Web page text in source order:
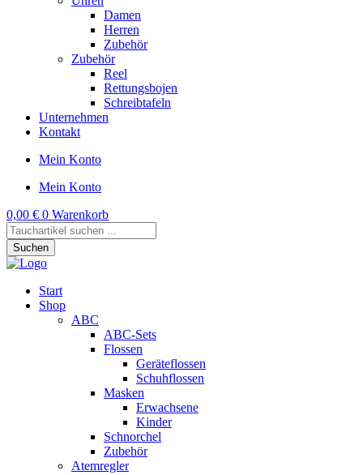
Damen
Herren
Zubehör
Zubehör
Reel
Rettungsbojen
Schreibtafeln
Unternehmen
Kontakt
Mein Konto
Mein Konto
0,00 € 0 Warenkorb
Products
search
Suchen
Start
Shop
ABC
ABC-Sets
Flossen
Geräteflossen
Schuhflossen
Masken
Erwachsene
Kinder
Schnorchel
Zubehör
Atemregler